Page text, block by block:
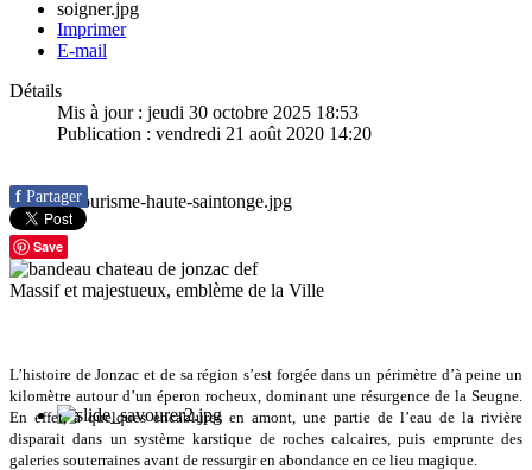
Imprimer
E-mail
Détails
Mis à jour : jeudi 30 octobre 2025 18:53
Publication : vendredi 21 août 2020 14:20
f Partager
Save
Massif et majestueux, emblème de la Ville
L’histoire de Jonzac et de sa région s’est forgée dans un périmètre d’à peine un
kilomètre autour d’un éperon rocheux, dominant une résurgence de la Seugne.
En effet, à quelques encablures en amont, une partie de l’eau de la rivière
disparait dans un système karstique de roches calcaires, puis emprunte des
galeries souterraines avant de ressurgir en abondance en ce lieu magique.